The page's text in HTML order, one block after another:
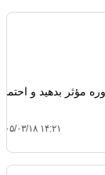
مؤثر بدهید و
۱۴۰۵/۰۳/۱۸